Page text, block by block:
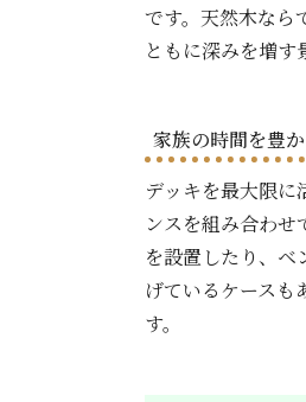
です。天然木なら
ともに深みを増す
家族の時間を豊
デッキを最大限に
ンスを組み合わ
を設置したり、ベ
げているケースも
す。